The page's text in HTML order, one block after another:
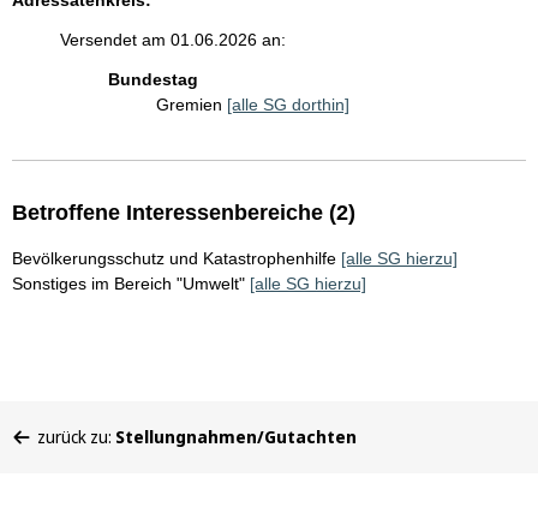
Versendet am 01.06.2026 an:
Bundestag
Gremien [alle SG dorthin]
Betroffene Interessenbereiche (2)
Bevölkerungsschutz und Katastrophenhilfe [alle SG hierzu]
Sonstiges im Bereich "Umwelt" [alle SG hierzu]
befinden
zurück zu: Stellungnahmen/Gutachten